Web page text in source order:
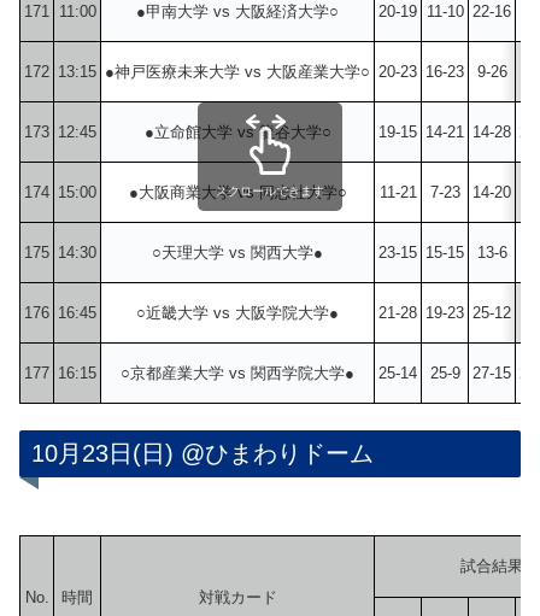
171 11:00 ●甲南大学 vs 大阪経済大学○ 20-19 11-10 22-16
172 13:15 ●神戸医療未来大学 vs 大阪産業大学○ 20-23 16-23 9-26
173 12:45 ●立命館大学 vs 龍谷大学○ 19-15 14-21 14-28
174 15:00 ●大阪商業大学 vs 同志社大学○ 11-21 7-23 14-20
175 14:30 ○天理大学 vs 関西大学● 23-15 15-15 13-6
176 16:45 ○近畿大学 vs 大阪学院大学● 21-28 19-23 25-12
177 16:15 ○京都産業大学 vs 関西学院大学● 25-14 25-9 27-15
スクロールできます
10月23日(日) @ひまわりドーム
No. 時間 対戦カード
試合結果